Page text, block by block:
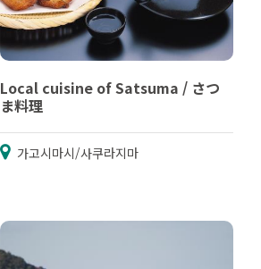
Local cuisine of Satsuma / さつ
ま料理
가고시마시/사쿠라지마